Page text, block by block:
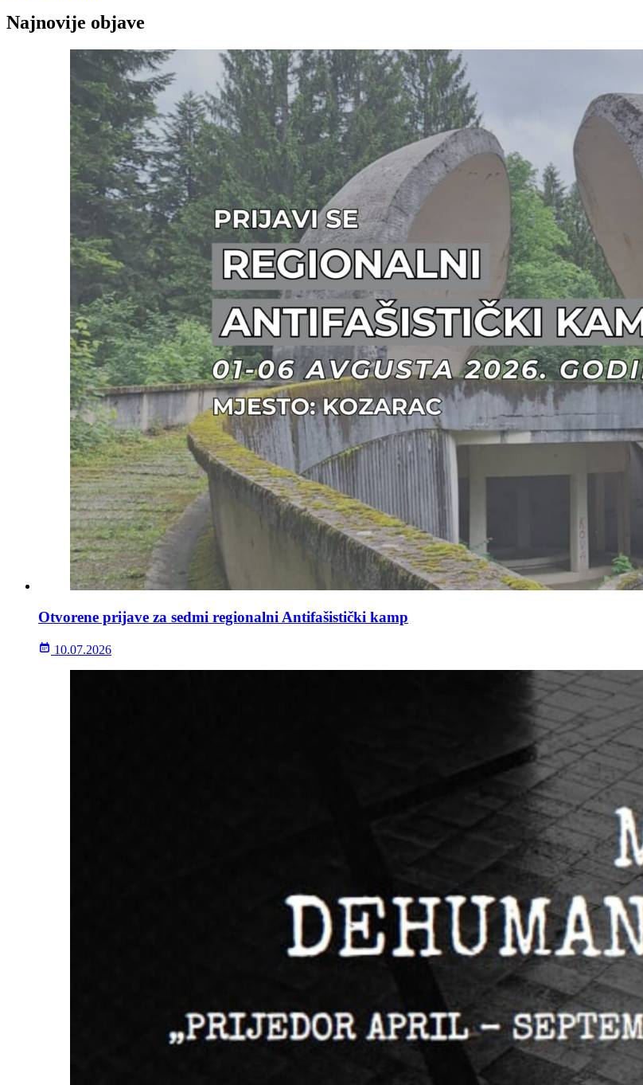
Najnovije objave
Otvorene prijave za sedmi regionalni Antifašistički kamp
10.07.2026